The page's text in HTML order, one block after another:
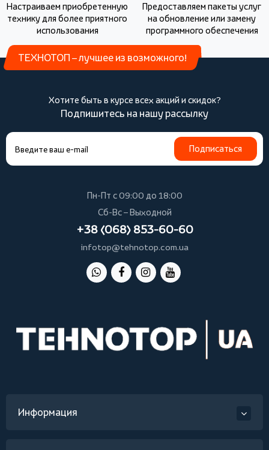
Настраиваем приобретенную
технику для более приятного
использования
Предоставляем пакеты услуг
на обновление или замену
программного обеспечения
ТЕХНОТОП – лучшее из возможного!
Хотите быть в курсе всех акций и скидок?
Подпишитесь на нашу рассылку
Подписаться
Пн-Пт с 09:00 до 18:00
Сб-Вс – Выходной
+38 (068) 853-60-60
infotop@tehnotop.com.ua
Информация